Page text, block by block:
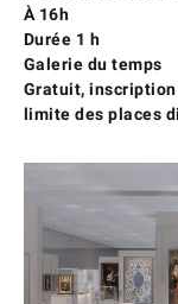
À 16h
Durée 1 h
Galerie du temps
Gratuit,
limite des places